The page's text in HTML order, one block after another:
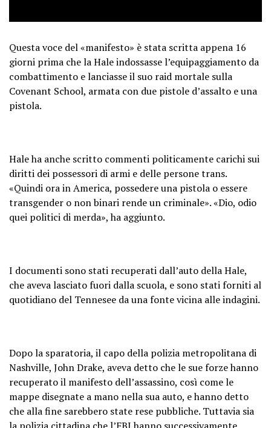
Questa voce del «manifesto» è stata scritta appena 16
giorni prima che la Hale indossasse l’equipaggiamento da
combattimento e lanciasse il suo raid mortale sulla
Covenant School, armata con due pistole d’assalto e una
pistola.
Hale ha anche scritto commenti politicamente carichi sui
diritti dei possessori di armi e delle persone trans.
«Quindi ora in America, possedere una pistola o essere
transgender o non binari rende un criminale». «Dio, odio
quei politici di merda», ha aggiunto.
I documenti sono stati recuperati dall’auto della Hale,
che aveva lasciato fuori dalla scuola, e sono stati forniti al
quotidiano del Tennesee da una fonte vicina alle indagini.
Dopo la sparatoria, il capo della polizia metropolitana di
Nashville, John Drake, aveva detto che le sue forze hanno
recuperato il manifesto dell’assassino, così come le
mappe disegnate a mano nella sua auto, e hanno detto
che alla fine sarebbero state rese pubbliche. Tuttavia sia